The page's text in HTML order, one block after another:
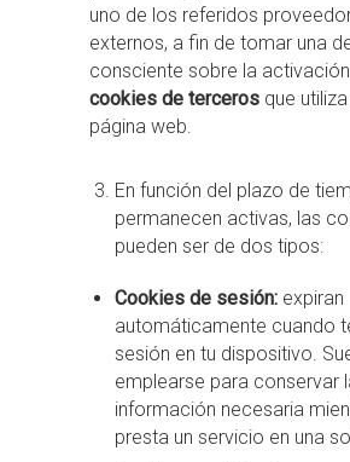
uno de los referidos
externos, a fin de tomar una
consciente sobre la
cookies de terceros que
página web.
En función del plazo de
permanecen activas, las
pueden ser de dos tipos:
Cookies de sesión:expiran
automáticamente cuando
sesión en tu dispositivo.
emplearse para conservar
información necesaria
presta un servicio en una